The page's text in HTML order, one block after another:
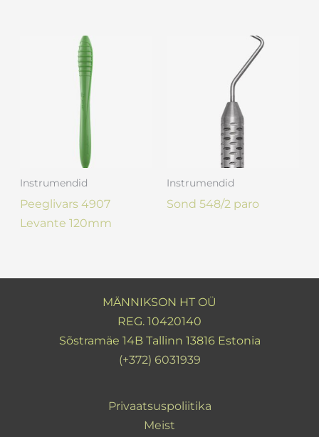
Instrumendid
Peeglivars 4907
Levante 120mm
Instrumendid
Sond 548/2 paro
MÄNNIKSON HT OÜ
REG. 10420140
Sõstramäe 14B Tallinn 13816 Estonia
(+372) 6031939
Privaatsuspoliitika
Meist